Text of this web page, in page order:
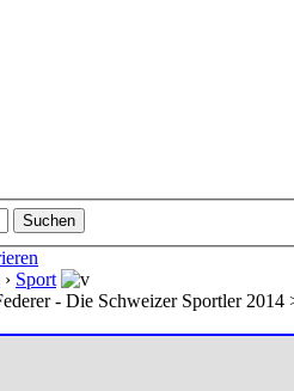
› Sport
- Die Schweizer Sportler